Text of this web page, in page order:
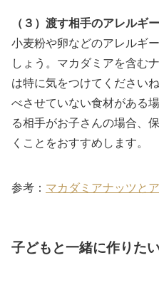
（３）渡す相手のアレルギ
小麦粉や卵などのアレルギ
しょう。マカダミアを含む
は特に気をつけてください
べさせていない食材がある
る相手がお子さんの場合、
くことをおすすめします。
参考： マカダミアナッツと
子どもと一緒に作りた